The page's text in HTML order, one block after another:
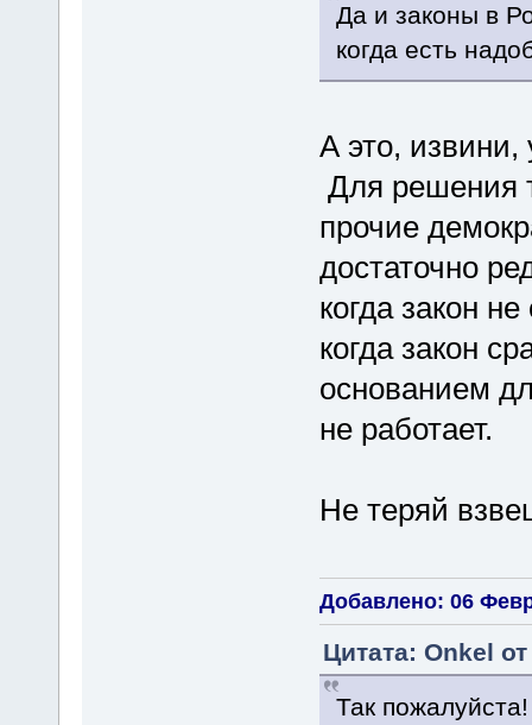
Да и законы в
когда есть
А это, извини,
Для решения
прочие
достаточно
когда закон
когда закон
основанием
не работает.
Не теряй
Добавлено: 06
Цитата: Onkel
Так